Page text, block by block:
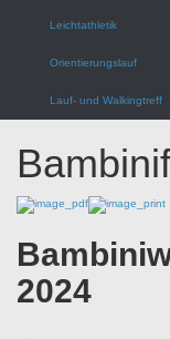
Leichtathletik
Orientierungslauf
Lauf- und Walkingtreff
2024